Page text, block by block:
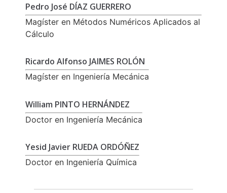
Pedro José DÍAZ GUERRERO
Magíster en Métodos Numéricos Aplicados al
Cálculo
Ricardo Alfonso JAIMES ROLÓN
Magíster en Ingeniería Mecánica
William PINTO HERNÁNDEZ
Doctor en Ingeniería Mecánica
Yesid Javier RUEDA ORDÓÑEZ
Doctor en Ingeniería Química